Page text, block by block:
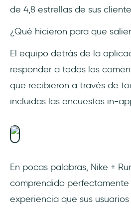
de 4,8 estrellas de sus
¿Qué hicieron para que
El equipo detrás de la
responder a todos los
que recibieron a través de
incluidas las encuestas in-
En pocas palabras, Nike +
comprendido
experiencia que sus